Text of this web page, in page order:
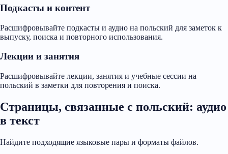
Подкасты и контент
Расшифровывайте подкасты и аудио на польский для заметок к
выпуску, поиска и повторного использования.
Лекции и занятия
Расшифровывайте лекции, занятия и учебные сессии на
польский в заметки для повторения и поиска.
Страницы, связанные с польский: аудио
в текст
Найдите подходящие языковые пары и форматы файлов.